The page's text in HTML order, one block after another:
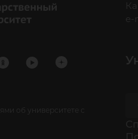
об университете с
e-